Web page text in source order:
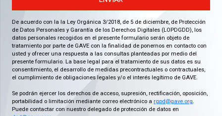
De acuerdo con la la Ley Orgánica 3/2018, de 5 de diciembre, de Protección
de Datos Personales y Garantía de los Derechos Digitales (LOPDGDD), los
datos personales recogidos en el presente formulario serán objeto de
tratamiento por parte de GAVE con la finalidad de ponernos en contacto con
usted y ofrecer una respuesta a las consultas planteadas por medio del
presente formulario. La base legal para el tratamiento de sus datos es su
consentimiento, el desarrollo de medidas precontractuales o contractuales,
el cumplimiento de obligaciones legales y/o el interés legítimo de GAVE.
Se podrán ejercer los derechos de acceso, supresión, rectificación, oposición,
portabilidad o limitación mediante correo electrónico a rgpd@gave.org.
Puede contactar con nuestro delegado de protección de datos en